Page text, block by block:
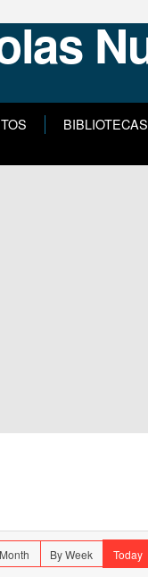
BIBLIOTECAS
By Week Today